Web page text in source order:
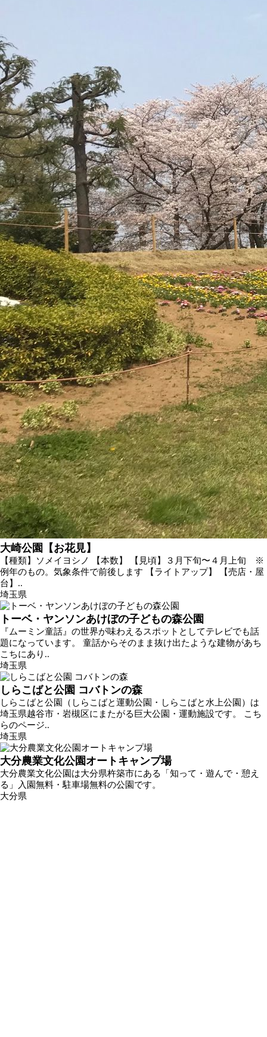
大崎公園【お花見】
【種類】ソメイヨシノ 【本数】 【見頃】３月下旬〜４月上旬 ※
例年のもの。気象条件で前後します 【ライトアップ】 【売店・屋
台】..
埼玉県
トーベ・ヤンソンあけぼの子どもの森公園
『ムーミン童話』の世界が味わえるスポットとしてテレビでも話
題になっています。 童話からそのまま抜け出たような建物があち
こちにあり..
埼玉県
しらこばと公園 コバトンの森
しらこばと公園（しらこばと運動公園・しらこばと水上公園）は
埼玉県越谷市・岩槻区にまたがる巨大公園・運動施設です。 こち
らのページ..
埼玉県
大分農業文化公園オートキャンプ場
大分農業文化公園は大分県杵築市にある「知って・遊んで・憩え
る」入園無料・駐車場無料の公園です。
大分県